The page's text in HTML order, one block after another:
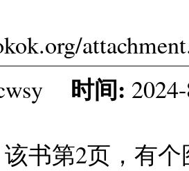
时间:
书第2页，有